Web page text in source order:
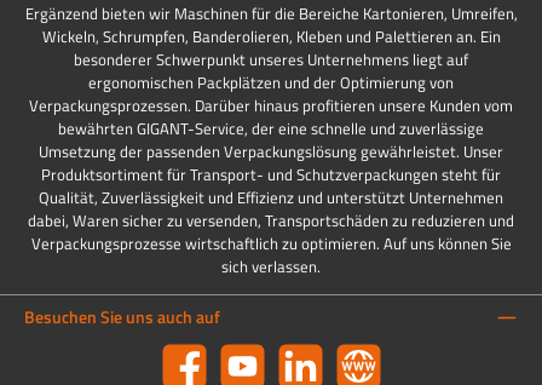
Ergänzend bieten wir Maschinen für die Bereiche Kartonieren, Umreifen,
Wickeln, Schrumpfen, Banderolieren, Kleben und Palettieren an. Ein
besonderer Schwerpunkt unseres Unternehmens liegt auf
ergonomischen Packplätzen und der Optimierung von
Verpackungsprozessen. Darüber hinaus profitieren unsere Kunden vom
bewährten GIGANT-Service, der eine schnelle und zuverlässige
Umsetzung der passenden Verpackungslösung gewährleistet. Unser
Produktsortiment für Transport- und Schutzverpackungen steht für
Qualität, Zuverlässigkeit und Effizienz und unterstützt Unternehmen
dabei, Waren sicher zu versenden, Transportschäden zu reduzieren und
Verpackungsprozesse wirtschaftlich zu optimieren. Auf uns können Sie
sich verlassen.
Besuchen Sie uns auch auf
Facebook YouTube LinkedIn Website